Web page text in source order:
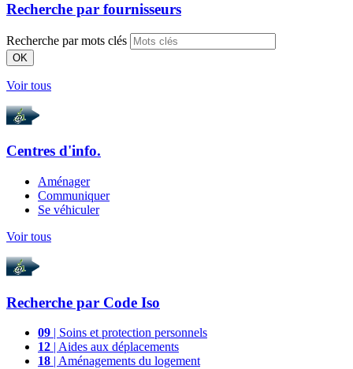
Recherche par fournisseurs
Recherche par mots clés
OK
Voir tous
Centres d'info.
Aménager
Communiquer
Se véhiculer
Voir tous
Recherche par Code Iso
09 | Soins et protection personnels
12 | Aides aux déplacements
18 | Aménagements du logement